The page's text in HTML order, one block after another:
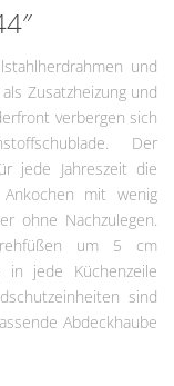
und
Zusatzheizung und
verbergen sich
Der
jede Jahreszeit die
mit wenig
ohne Nachzulegen.
um 5 cm
jede Küchenzeile
sind
Abdeckhaube